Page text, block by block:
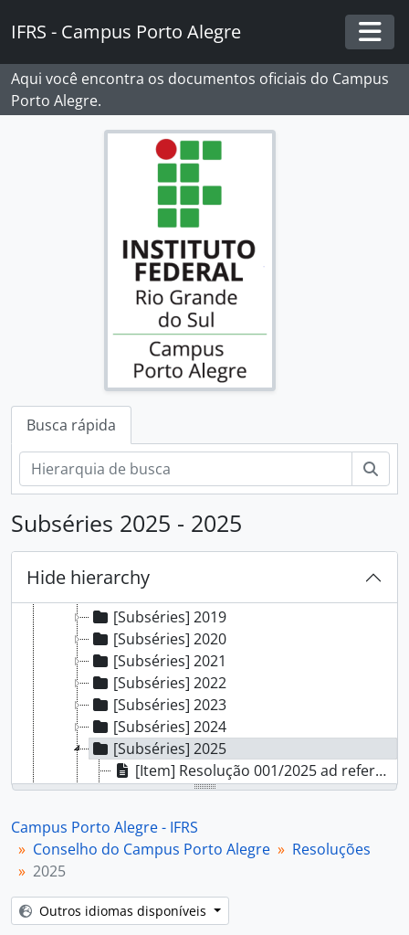
IFRS - Campus Porto Alegre
Aqui você encontra os documentos oficiais do Campus
Porto Alegre.
Busca rápida
Subséries 2025 - 2025
Hide hierarchy
[Fundos] Campus Porto Alegre - IFRS
[Subfundos] Comissão Interna de Saúde, Segurança e Prevenção de Acidentes
[Subfundos] Comissão Local do Programa de Acompanhamento de Egressos
[Subfundos] Comissão Própria de Avaliação Local
[Subfundos] Conselho do Campus Porto Alegre
[Séries] Atas
[Séries] Manifestações
[Séries] Resoluções
[Subséries] 2015
[Subséries] 2016
[Subséries] 2017
[Subséries] 2018
[Subséries] 2019
[Subséries] 2020
[Subséries] 2021
[Subséries] 2022
[Subséries] 2023
[Subséries] 2024
[Subséries] 2025
[Item] Resolução 001/2025 ad referendum - revogada
[Item] Resolução 002/2025 ad referendum
[Item] Resolução 004/2025 ad referendum - anulada
[Item] Resolução 005/2025 ad referendum
[Item] Resolução 007/2025 ad referendum
[Item] Resolução 008/2025 ad referendum
Campus Porto Alegre - IFRS
Conselho do Campus Porto Alegre
Resoluções
2025
Outros idiomas disponíveis